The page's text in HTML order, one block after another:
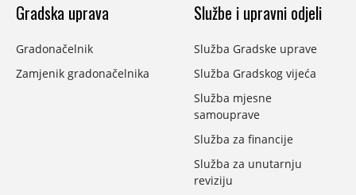
Gradska uprava
Gradonačelnik
Zamjenik gradonačelnika
Službe i upravni odjeli
Služba Gradske uprave
Služba Gradskog vijeća
Služba mjesne
samouprave
Služba za financije
Služba za unutarnju
reviziju